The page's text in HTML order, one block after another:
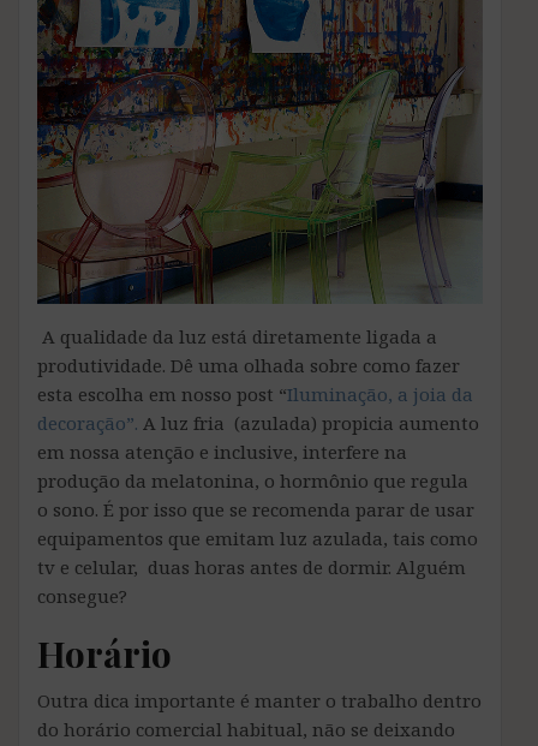
A qualidade da luz está diretamente ligada a
produtividade. Dê uma olhada sobre como fazer
esta escolha em nosso post “Iluminação, a joia da
decoração”. A luz fria (azulada) propicia aumento
em nossa atenção e inclusive, interfere na
produção da melatonina, o hormônio que regula
o sono. É por isso que se recomenda parar de usar
equipamentos que emitam luz azulada, tais como
tv e celular, duas horas antes de dormir. Alguém
consegue?
Horário
Outra dica importante é manter o trabalho dentro
do horário comercial habitual, não se deixando